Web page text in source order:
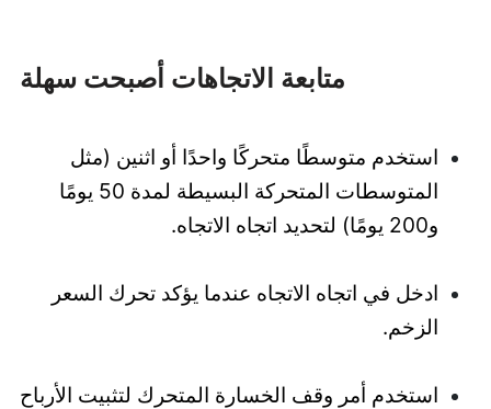
متابعة الاتجاهات أصبحت سهلة
استخدم متوسطًا متحركًا واحدًا أو اثنين (مثل
المتوسطات المتحركة البسيطة لمدة 50 يومًا
و200 يومًا) لتحديد اتجاه الاتجاه.
ادخل في اتجاه الاتجاه عندما يؤكد تحرك السعر
الزخم.
استخدم أمر وقف الخسارة المتحرك لتثبيت الأرباح